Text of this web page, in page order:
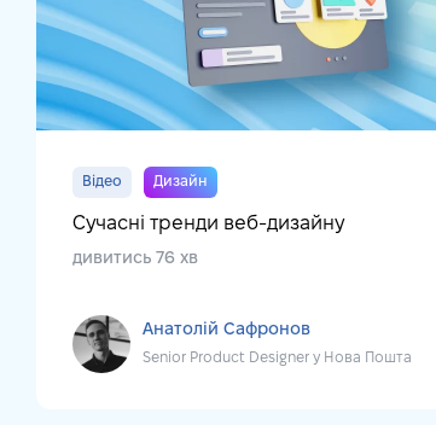
Відео Дизайн
Сучасні тренди веб-дизайну
дивитись 76 хв
Анатолій Сафронов
Senior Product Designer у Нова Пошта